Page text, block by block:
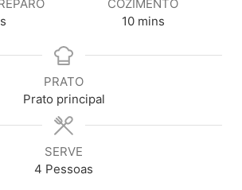
COZIMENTO
10 mins
PRATO
Prato principal
SERVE
4 Pessoas